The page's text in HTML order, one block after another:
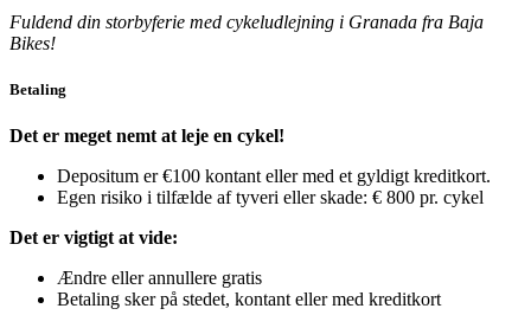
Fuldend din storbyferie med cykeludlejning i Granada fra Baja
Bikes!
Betaling
Det er meget nemt at leje en cykel!
Depositum er €100 kontant eller med et gyldigt kreditkort.
Egen risiko i tilfælde af tyveri eller skade: € 800 pr. cykel
Det er vigtigt at vide:
Ændre eller annullere gratis
Betaling sker på stedet, kontant eller med kreditkort